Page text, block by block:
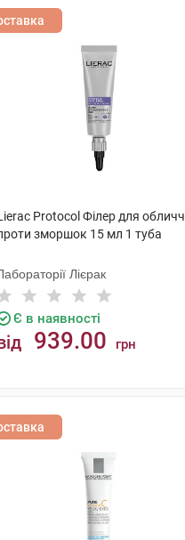
Protocol Філер для
зморшок 15 мл 1 туба
Лієрак
Є в наявності
939.00 грн